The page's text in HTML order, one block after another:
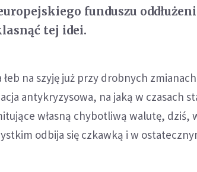
funduszu
tej idei.
na szyję już przy drobnych
antykryzysowa, na jaką w czasach
własną chybotliwą walutę, dziś,
odbija się czkawką i w